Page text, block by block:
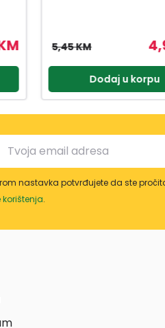
6,90 KM
Dodaj u korpu
nastavka potvrđujete da ste
korištenja.